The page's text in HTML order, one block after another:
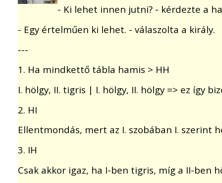
- Ki lehet innen jutni? - kérdezte a
- Egy értelműen ki lehet. - válaszolta a király.
---
1. Ha mindkettő tábla hamis > HH
I. hölgy, II. tigris | I. hölgy, II. hölgy => ez így
2. HI
Ellentmondás, mert az I. szobában I. szerint
3. IH
Csak akkor igaz, ha I-ben tigris, míg a II-ben